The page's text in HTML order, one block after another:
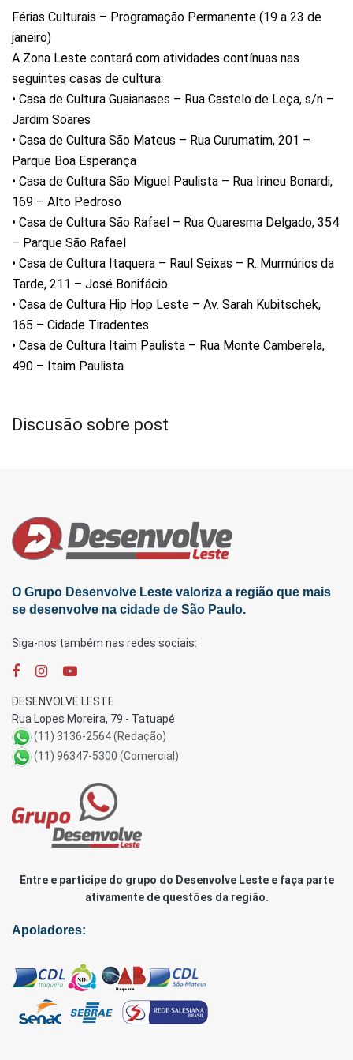
Férias Culturais – Programação Permanente (19 a 23 de
janeiro)
A Zona Leste contará com atividades contínuas nas
seguintes casas de cultura:
• Casa de Cultura Guaianases – Rua Castelo de Leça, s/n –
Jardim Soares
• Casa de Cultura São Mateus – Rua Curumatim, 201 –
Parque Boa Esperança
• Casa de Cultura São Miguel Paulista – Rua Irineu Bonardi,
169 – Alto Pedroso
• Casa de Cultura São Rafael – Rua Quaresma Delgado, 354
– Parque São Rafael
• Casa de Cultura Itaquera – Raul Seixas – R. Murmúrios da
Tarde, 211 – José Bonifácio
• Casa de Cultura Hip Hop Leste – Av. Sarah Kubitschek,
165 – Cidade Tiradentes
• Casa de Cultura Itaim Paulista – Rua Monte Camberela,
490 – Itaim Paulista
Discusão sobre post
O Grupo Desenvolve Leste valoriza a região que mais
se desenvolve na cidade de São Paulo.
Siga-nos também nas redes sociais:
DESENVOLVE LESTE
Rua Lopes Moreira, 79 - Tatuapé
(11) 3136-2564 (Redação)
(11) 96347-5300 (Comercial)
Entre e participe do grupo do Desenvolve Leste e faça parte
ativamente de questões da região.
Apoiadores: